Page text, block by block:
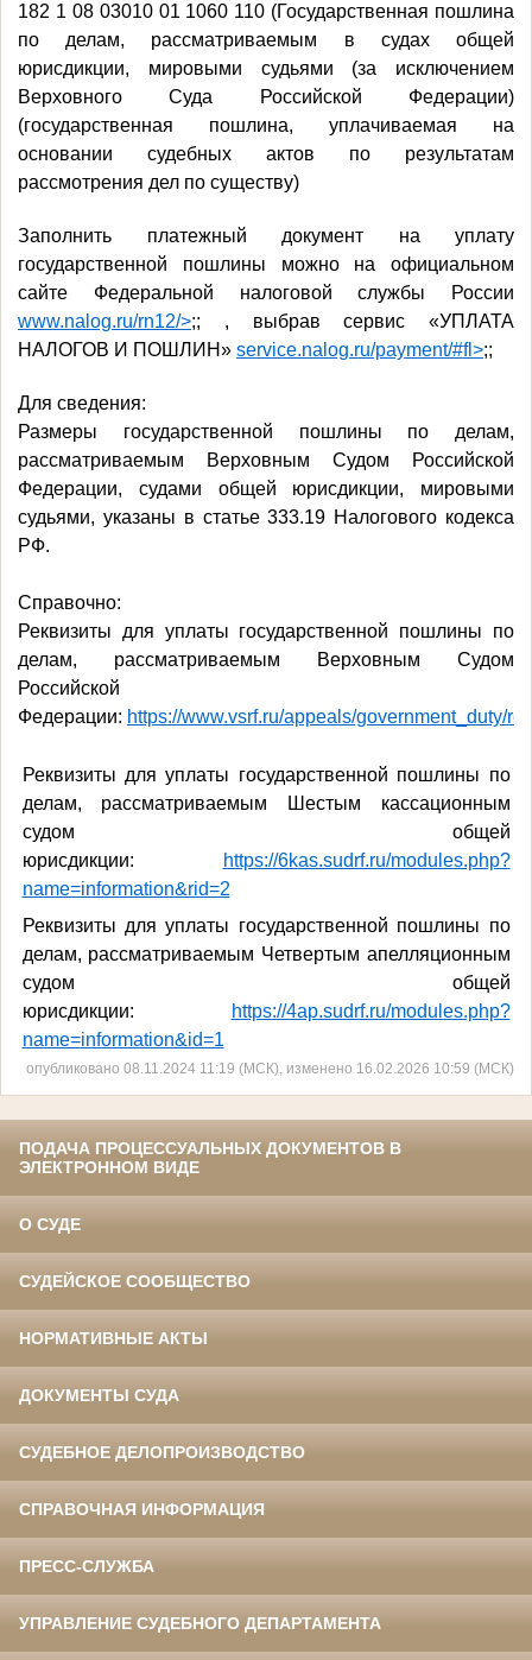
182 1 08 03010 01 1060 110 (Государственная пошлина
по делам, рассматриваемым в судах общей
юрисдикции, мировыми судьями (за исключением
Верховного Суда Российской Федерации)
(государственная пошлина, уплачиваемая на
основании судебных актов по результатам
рассмотрения дел по существу)
Заполнить платежный документ на уплату
государственной пошлины можно на официальном
сайте Федеральной налоговой службы России
www.nalog.ru/rn12/>;; , выбрав сервис «УПЛАТА
НАЛОГОВ И ПОШЛИН» service.nalog.ru/payment/#fl>;;
Для сведения:
Размеры государственной пошлины по делам,
рассматриваемым Верховным Судом Российской
Федерации, судами общей юрисдикции, мировыми
судьями, указаны в статье 333.19 Налогового кодекса
РФ.
Справочно:
Реквизиты для уплаты государственной пошлины по
делам, рассматриваемым Верховным Судом
Российской
Федерации: https://www.vsrf.ru/appeals/government_duty/
Реквизиты для уплаты государственной пошлины по
делам, рассматриваемым Шестым кассационным
судом общей
юрисдикции:
https://6kas.sudrf.ru/modules.php?
name=information&rid=2
Реквизиты для уплаты государственной пошлины по
делам, рассматриваемым Четвертым апелляционным
судом общей
юрисдикции:
https://4ap.sudrf.ru/modules.php?
name=information&id=1
опубликовано 08.11.2024 11:19 (МСК), изменено 16.02.2026 10:59 (МСК)
ПОДАЧА ПРОЦЕССУАЛЬНЫХ ДОКУМЕНТОВ В
ЭЛЕКТРОННОМ ВИДЕ
О СУДЕ
СУДЕЙСКОЕ СООБЩЕСТВО
НОРМАТИВНЫЕ АКТЫ
ДОКУМЕНТЫ СУДА
СУДЕБНОЕ ДЕЛОПРОИЗВОДСТВО
СПРАВОЧНАЯ ИНФОРМАЦИЯ
ПРЕСС-СЛУЖБА
УПРАВЛЕНИЕ СУДЕБНОГО ДЕПАРТАМЕНТА